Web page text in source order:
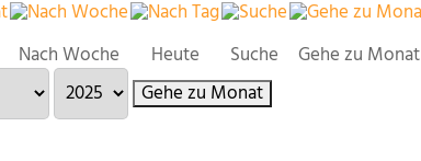
Nach Woche Heute Suche
Gehe zu Monat
Gehe zu Monat